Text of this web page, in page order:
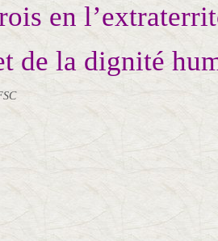
en
de la dignité